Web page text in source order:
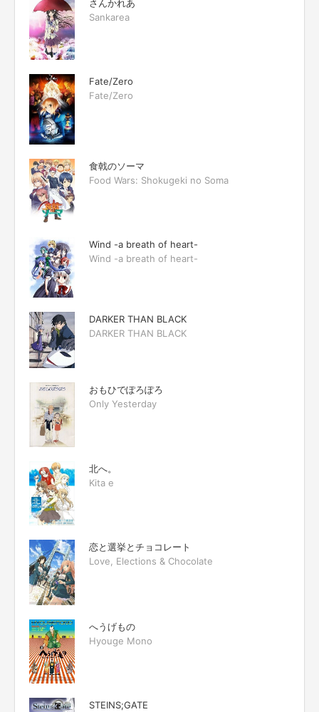
さんかれあ
Sankarea
Fate/Zero
Fate/Zero
食戟のソーマ
Food Wars: Shokugeki no Soma
Wind -a breath of heart-
Wind -a breath of heart-
DARKER THAN BLACK
DARKER THAN BLACK
おもひでぽろぽろ
Only Yesterday
北へ。
Kita e
恋と選挙とチョコレート
Love, Elections & Chocolate
へうげもの
Hyouge Mono
STEINS;GATE